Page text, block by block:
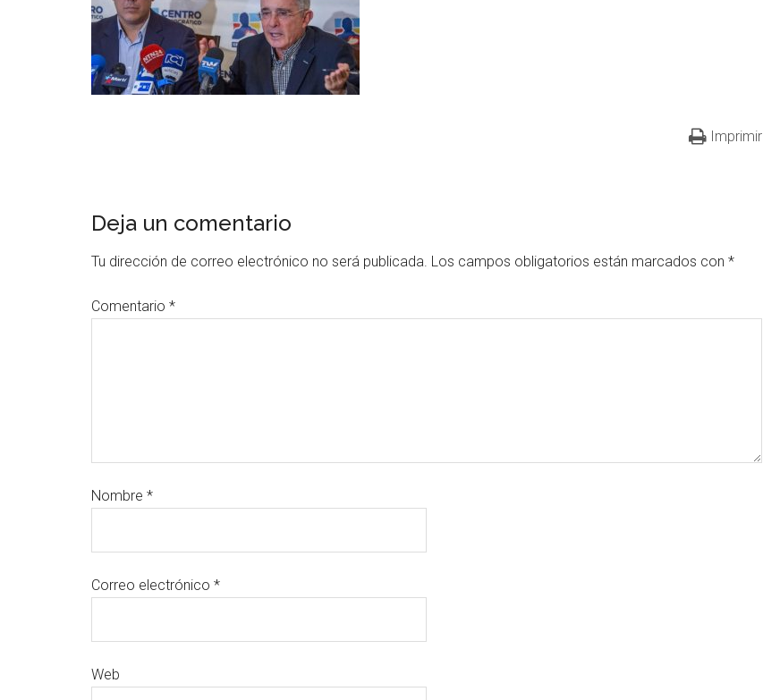
Imprimir
Deja un comentario
Tu dirección de correo electrónico no será publicada. Los campos obligatorios están marcados con *
Comentario *
Nombre *
Correo electrónico *
Web